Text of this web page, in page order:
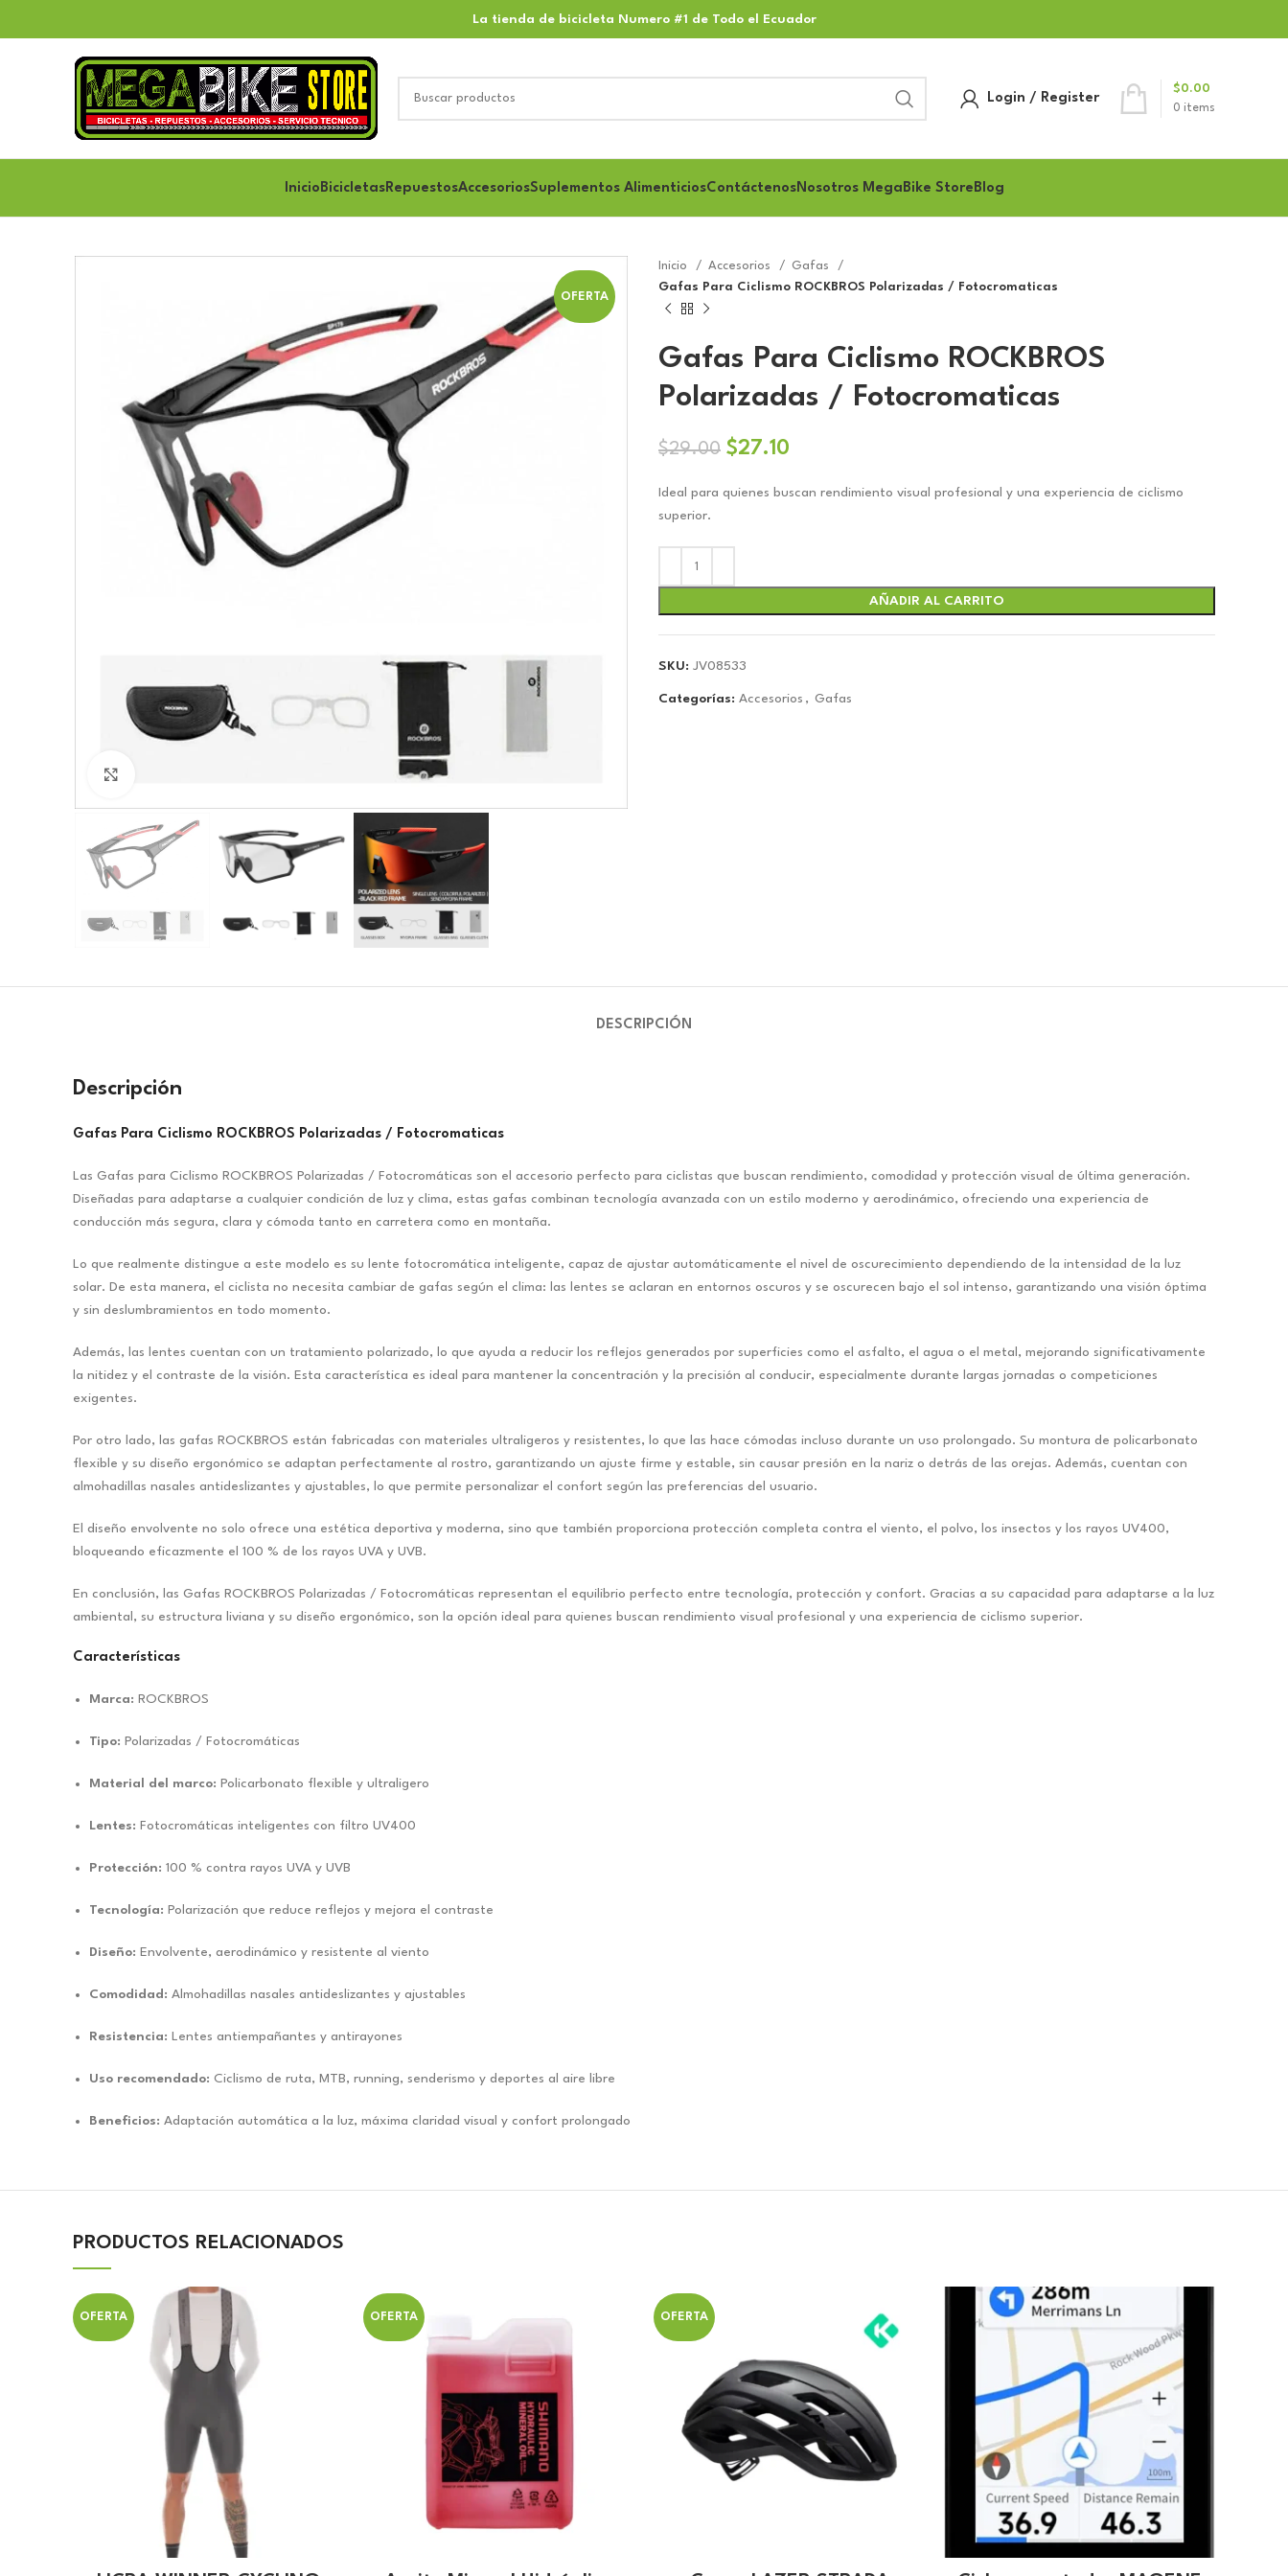
La tienda de bicicleta Numero #1 de Todo el Ecuador
Login / Register
0 items
$0.00
Inicio BicicletasRepuestosAccesoriosSuplementos AlimenticiosContáctenosNosotros MegaBike Store Blog
OFERTA
Inicio Accesorios
Gafas
Gafas Para Ciclismo ROCKBROS Polarizadas / Fotocromaticas
Gafas Para Ciclismo ROCKBROS
Polarizadas / Fotocromaticas
$29.00 El
original
$29.00.
$27.10
actual
Ideal para quienes buscan rendimiento visual profesional y una experiencia de ciclismo
superior.
AÑADIR AL CARRITO
SKU: JV08533
Categorías: Accesorios , Gafas
DESCRIPCIÓN
Descripción
Gafas Para Ciclismo ROCKBROS Polarizadas / Fotocromaticas
Las Gafas para Ciclismo ROCKBROS Polarizadas / Fotocromáticas son el accesorio perfecto para ciclistas que buscan rendimiento, comodidad y protección visual de última generación.
Diseñadas para adaptarse a cualquier condición de luz y clima, estas gafas combinan tecnología avanzada con un estilo moderno y aerodinámico, ofreciendo una experiencia de
conducción más segura, clara y cómoda tanto en carretera como en montaña.
Lo que realmente distingue a este modelo es su lente fotocromática inteligente, capaz de ajustar automáticamente el nivel de oscurecimiento dependiendo de la intensidad de la luz
solar. De esta manera, el ciclista no necesita cambiar de gafas según el clima: las lentes se aclaran en entornos oscuros y se oscurecen bajo el sol intenso, garantizando una visión óptima
y sin deslumbramientos en todo momento.
Además, las lentes cuentan con un tratamiento polarizado, lo que ayuda a reducir los reflejos generados por superficies como el asfalto, el agua o el metal, mejorando significativamente
la nitidez y el contraste de la visión. Esta característica es ideal para mantener la concentración y la precisión al conducir, especialmente durante largas jornadas o competiciones
exigentes.
Por otro lado, las gafas ROCKBROS están fabricadas con materiales ultraligeros y resistentes, lo que las hace cómodas incluso durante un uso prolongado. Su montura de policarbonato
flexible y su diseño ergonómico se adaptan perfectamente al rostro, garantizando un ajuste firme y estable, sin causar presión en la nariz o detrás de las orejas. Además, cuentan con
almohadillas nasales antideslizantes y ajustables, lo que permite personalizar el confort según las preferencias del usuario.
El diseño envolvente no solo ofrece una estética deportiva y moderna, sino que también proporciona protección completa contra el viento, el polvo, los insectos y los rayos UV400,
bloqueando eficazmente el 100 % de los rayos UVA y UVB.
En conclusión, las Gafas ROCKBROS Polarizadas / Fotocromáticas representan el equilibrio perfecto entre tecnología, protección y confort. Gracias a su capacidad para adaptarse a la luz
ambiental, su estructura liviana y su diseño ergonómico, son la opción ideal para quienes buscan rendimiento visual profesional y una experiencia de ciclismo superior.
Características
Marca: ROCKBROS
Tipo: Polarizadas / Fotocromáticas
Material del marco: Policarbonato flexible y ultraligero
Lentes: Fotocromáticas inteligentes con filtro UV400
Protección: 100 % contra rayos UVA y UVB
Tecnología: Polarización que reduce reflejos y mejora el contraste
Diseño: Envolvente, aerodinámico y resistente al viento
Comodidad: Almohadillas nasales antideslizantes y ajustables
Resistencia: Lentes antiempañantes y antirayones
Uso recomendado: Ciclismo de ruta, MTB, running, senderismo y deportes al aire libre
Beneficios: Adaptación automática a la luz, máxima claridad visual y confort prolongado
PRODUCTOS RELACIONADOS
OFERTA OFERTA OFERTA